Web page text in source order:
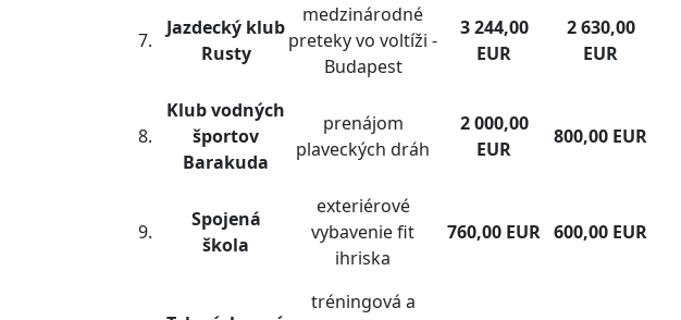
7.
Jazdecký klub
Rusty
medzinárodné
preteky vo voltíži -
Budapest
3 244,00
EUR
2 630,00
EUR
8.
Klub vodných
športov
Barakuda
prenájom
plaveckých dráh
2 000,00
EUR
800,00 EUR
9.
Spojená
škola
exteriérové
vybavenie fit
ihriska
760,00 EUR 600,00 EUR
tréningová a